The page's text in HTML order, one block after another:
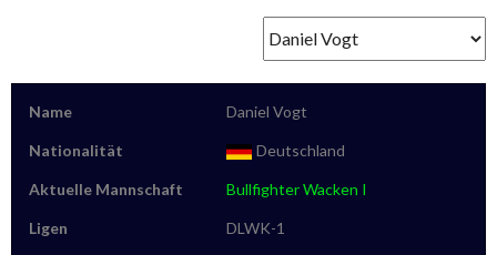
Name Daniel Vogt
Nationalität Deutschland
Aktuelle Mannschaft Bullfighter Wacken I
Ligen DLWK-1